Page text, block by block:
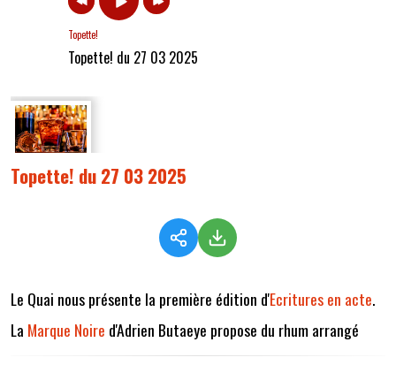
Topette!
Topette! du 27 03 2025
Topette! du 27 03 2025
Le Quai nous présente la première édition d'Ecritures en acte.
La Marque Noire d'Adrien Butaeye propose du rhum arrangé